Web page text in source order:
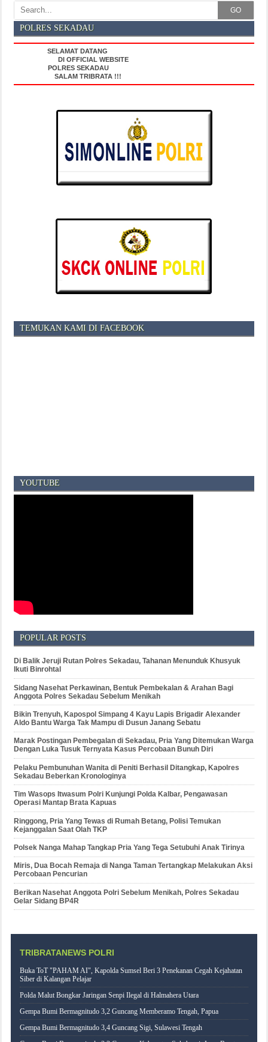
GO
POLRES SEKADAU
SELAMAT DATANG
DI OFFICIAL WEBSITE
POLRES SEKADAU
SALAM TRIBRATA !!!
TEMUKAN KAMI DI FACEBOOK
YOUTUBE
POPULAR POSTS
Di Balik Jeruji Rutan Polres Sekadau, Tahanan Menunduk Khusyuk
Ikuti Binrohtal
Sidang Nasehat Perkawinan, Bentuk Pembekalan & Arahan Bagi
Anggota Polres Sekadau Sebelum Menikah
Bikin Trenyuh, Kapospol Simpang 4 Kayu Lapis Brigadir Alexander
Aldo Bantu Warga Tak Mampu di Dusun Janang Sebatu
Marak Postingan Pembegalan di Sekadau, Pria Yang Ditemukan Warga
Dengan Luka Tusuk Ternyata Kasus Percobaan Bunuh Diri
Pelaku Pembunuhan Wanita di Peniti Berhasil Ditangkap, Kapolres
Sekadau Beberkan Kronologinya
Tim Wasops Itwasum Polri Kunjungi Polda Kalbar, Pengawasan
Operasi Mantap Brata Kapuas
Ringgong, Pria Yang Tewas di Rumah Betang, Polisi Temukan
Kejanggalan Saat Olah TKP
Polsek Nanga Mahap Tangkap Pria Yang Tega Setubuhi Anak Tirinya
Miris, Dua Bocah Remaja di Nanga Taman Tertangkap Melakukan Aksi
Percobaan Pencurian
Berikan Nasehat Anggota Polri Sebelum Menikah, Polres Sekadau
Gelar Sidang BP4R
TRIBRATANEWS POLRI
Buka ToT "PAHAM AI", Kapolda Sumsel Beri 3 Penekanan Cegah Kejahatan
Siber di Kalangan Pelajar
Polda Malut Bongkar Jaringan Senpi Ilegal di Halmahera Utara
Gempa Bumi Bermagnitudo 3,2 Guncang Memberamo Tengah, Papua
Gempa Bumi Bermagnitudo 3,4 Guncang Sigi, Sulawesi Tengah